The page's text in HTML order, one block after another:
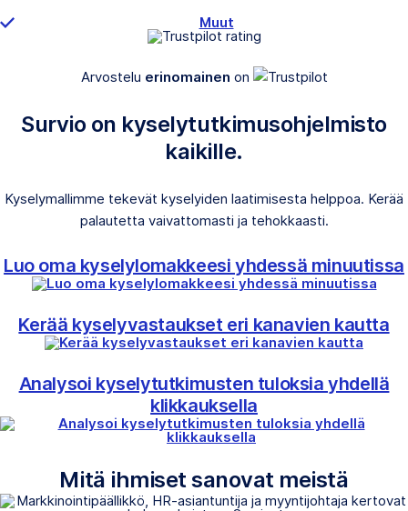
Muut
Arvostelu erinomainen on
Survio on kyselytutkimusohjelmisto
kaikille.
Kyselymallimme tekevät kyselyiden laatimisesta helppoa. Kerää
palautetta vaivattomasti ja tehokkaasti.
Luo oma kyselylomakkeesi yhdessä minuutissa
Kerää kyselyvastaukset eri kanavien kautta
Analysoi kyselytutkimusten tuloksia yhdellä
klikkauksella
Mitä ihmiset sanovat meistä